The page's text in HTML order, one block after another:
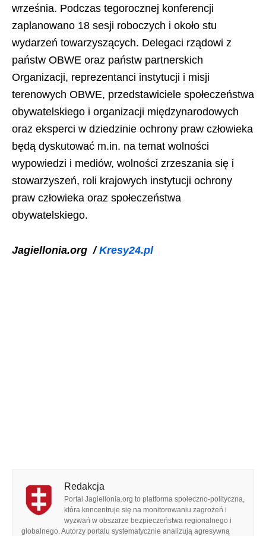
września. Podczas tegorocznej konferencji
zaplanowano 18 sesji roboczych i około stu
wydarzeń towarzyszących. Delegaci rządowi z
państw OBWE oraz państw partnerskich
Organizacji, reprezentanci instytucji i misji
terenowych OBWE, przedstawiciele społeczeństwa
obywatelskiego i organizacji międzynarodowych
oraz eksperci w dziedzinie ochrony praw człowieka
będą dyskutować m.in. na temat wolności
wypowiedzi i mediów, wolności zrzeszania się i
stowarzyszeń, roli krajowych instytucji ochrony
praw człowieka oraz społeczeństwa
obywatelskiego.
Jagiellonia.org /Kresy24.pl
Redakcja
Portal Jagiellonia.org to platforma społeczno-polityczna,
która koncentruje się na monitorowaniu zagrożeń i
wyzwań w obszarze bezpieczeństwa regionalnego i
globalnego. Autorzy portalu systematycznie analizują agresywną